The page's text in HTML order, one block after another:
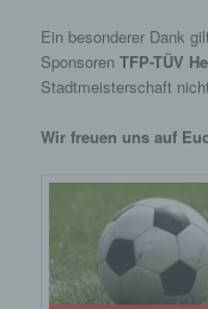
Ein besonderer Dank
SponsorenTFP-TÜV
Stadtmeisterschaft
Wir freuen uns auf
Die betroffene
Internetseite des für
Angabe von
Verarbeitung
aus der jeweiligen
personenbezogenen
interne Verwendung
Verantwortlichen und
gespeichert. Der für
Weitergabe an einen
beispielsweise einen
personenbezogenen